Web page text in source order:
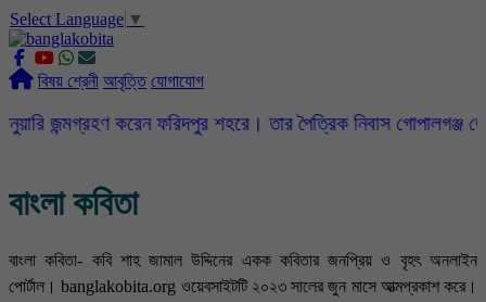
Select Language ▼
বিষয় শ্রেনী আবৃত্তি যোগাযোগ
করেন ফরিদপুর শহরে। তার পৈত্রিক নিবাস গোপালগঞ্জ
বাংলা কবিতা
বাংলা কবিতা- কবি শাহ জামাল উদ্দিনের একক কবিতার জনপ্রিয় ও বৃহৎ অনলাইন
পোর্টাল। banglakobita.org ওয়েবসাইটটি ২০২৩ সালের জুন মাসে আত্মপ্রকাশ করে।